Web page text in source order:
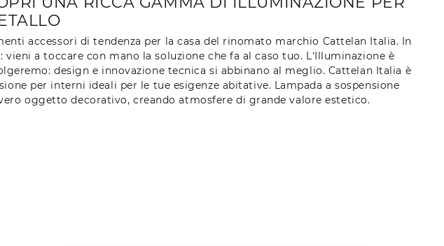
accessori di tendenza per la casa del rinomato marchio Cattelan Italia. In
a toccare con mano la soluzione che fa al caso tuo. L’Illuminazione è
design e innovazione tecnica si abbinano al meglio. Cattelan Italia è
per interni ideali per le tue esigenze abitative. Lampada a sospensione
oggetto decorativo, creando atmosfere di grande valore estetico.